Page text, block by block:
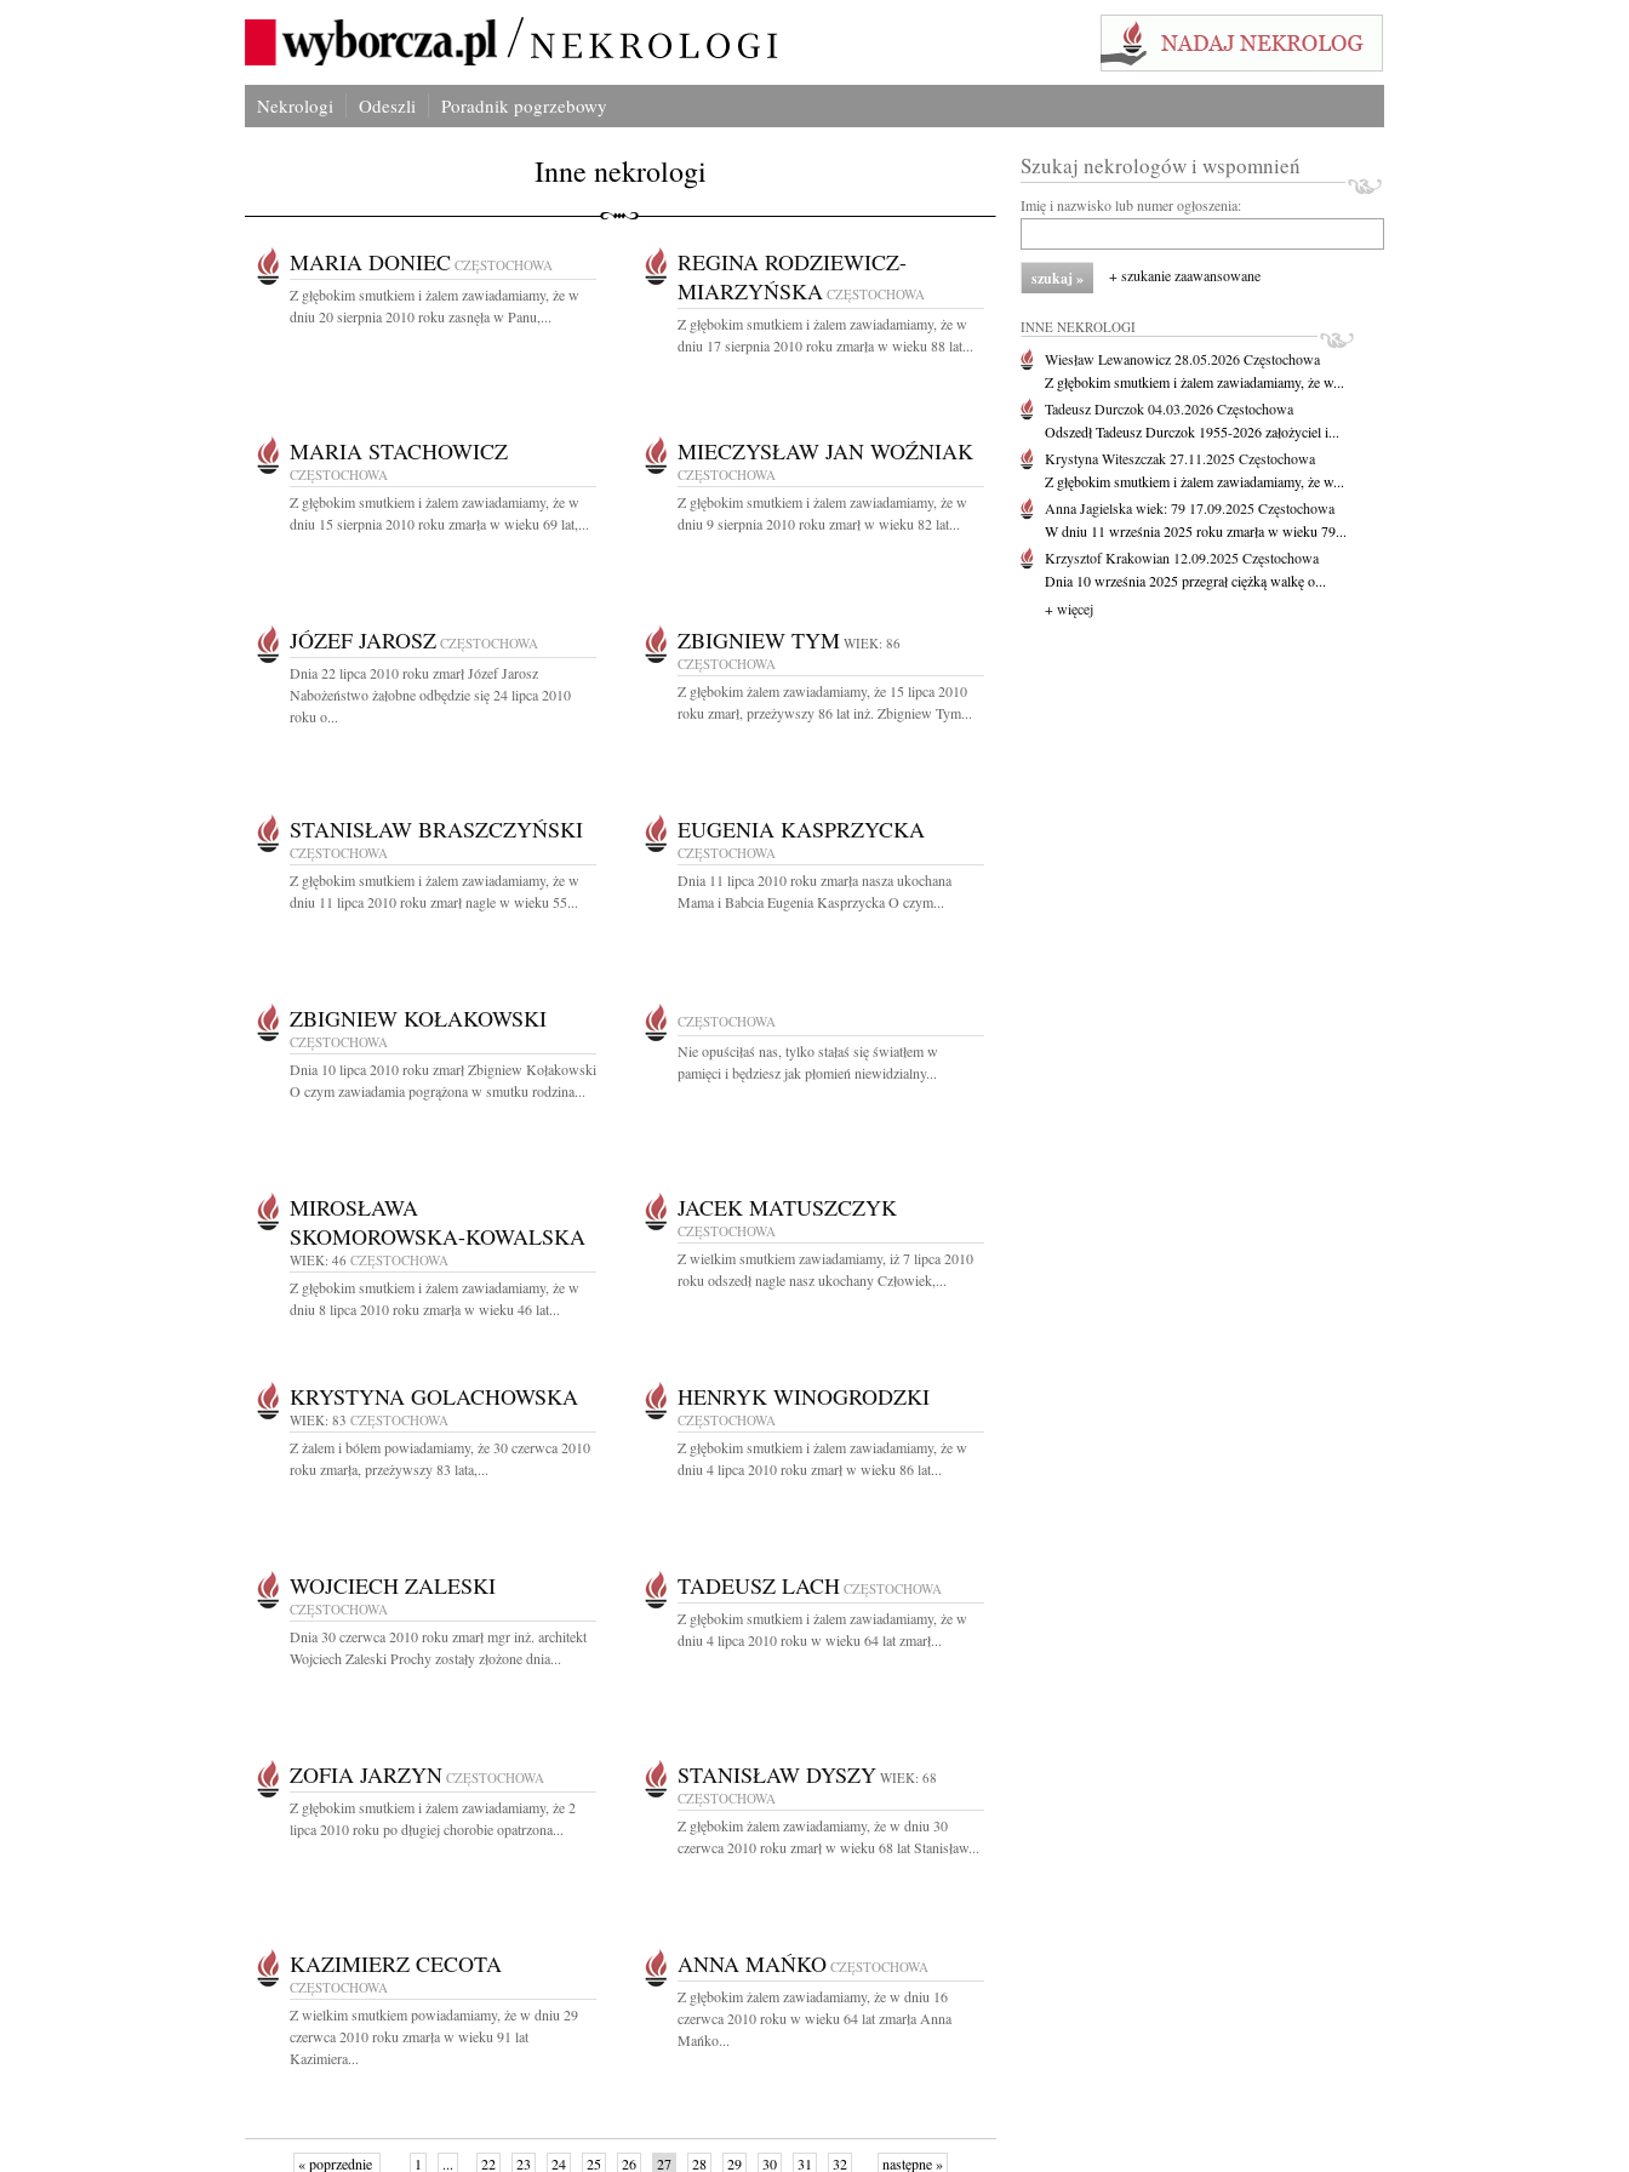
Nekrologi Odeszli Poradnik pogrzebowy
Inne nekrologi
MARIA DONIEC CZĘSTOCHOWA
Z głębokim smutkiem i żalem zawiadamiamy, że w
dniu 20 sierpnia 2010 roku zasnęła w Panu,...
REGINA RODZIEWICZ-
MIARZYŃSKA CZĘSTOCHOWA
Z głębokim smutkiem i żalem zawiadamiamy, że w
dniu 17 sierpnia 2010 roku zmarła w wieku 88 lat...
MARIA STACHOWICZ
CZĘSTOCHOWA
Z głębokim smutkiem i żalem zawiadamiamy, że w
dniu 15 sierpnia 2010 roku zmarła w wieku 69 lat,...
MIECZYSŁAW JAN WOŹNIAK
CZĘSTOCHOWA
Z głębokim smutkiem i żalem zawiadamiamy, że w
dniu 9 sierpnia 2010 roku zmarł w wieku 82 lat...
JÓZEF JAROSZ CZĘSTOCHOWA
Dnia 22 lipca 2010 roku zmarł Józef Jarosz
Nabożeństwo żałobne odbędzie się 24 lipca 2010
roku o...
ZBIGNIEW TYM WIEK: 86
CZĘSTOCHOWA
Z głębokim żalem zawiadamiamy, że 15 lipca 2010
roku zmarł, przeżywszy 86 lat inż. Zbigniew Tym...
STANISŁAW BRASZCZYŃSKI
CZĘSTOCHOWA
Z głębokim smutkiem i żalem zawiadamiamy, że w
dniu 11 lipca 2010 roku zmarł nagle w wieku 55...
EUGENIA KASPRZYCKA
CZĘSTOCHOWA
Dnia 11 lipca 2010 roku zmarła nasza ukochana
Mama i Babcia Eugenia Kasprzycka O czym...
ZBIGNIEW KOŁAKOWSKI
CZĘSTOCHOWA
Dnia 10 lipca 2010 roku zmarł Zbigniew Kołakowski
O czym zawiadamia pogrążona w smutku rodzina...
CZĘSTOCHOWA
Nie opuściłaś nas, tylko stałaś się światłem w
pamięci i będziesz jak płomień niewidzialny...
MIROSŁAWA
SKOMOROWSKA-KOWALSKA
WIEK: 46 CZĘSTOCHOWA
Z głębokim smutkiem i żalem zawiadamiamy, że w
dniu 8 lipca 2010 roku zmarła w wieku 46 lat...
JACEK MATUSZCZYK
CZĘSTOCHOWA
Z wielkim smutkiem zawiadamiamy, iż 7 lipca 2010
roku odszedł nagle nasz ukochany Człowiek,...
KRYSTYNA GOLACHOWSKA
WIEK: 83 CZĘSTOCHOWA
Z żalem i bólem powiadamiamy, że 30 czerwca 2010
roku zmarła, przeżywszy 83 lata,...
HENRYK WINOGRODZKI
CZĘSTOCHOWA
Z głębokim smutkiem i żalem zawiadamiamy, że w
dniu 4 lipca 2010 roku zmarł w wieku 86 lat...
WOJCIECH ZALESKI
CZĘSTOCHOWA
Dnia 30 czerwca 2010 roku zmarł mgr inż. architekt
Wojciech Zaleski Prochy zostały złożone dnia...
TADEUSZ LACH CZĘSTOCHOWA
Z głębokim smutkiem i żalem zawiadamiamy, że w
dniu 4 lipca 2010 roku w wieku 64 lat zmarł...
ZOFIA JARZYN CZĘSTOCHOWA
Z głębokim smutkiem i żalem zawiadamiamy, że 2
lipca 2010 roku po długiej chorobie opatrzona...
STANISŁAW DYSZY WIEK: 68
CZĘSTOCHOWA
Z głębokim żalem zawiadamiamy, że w dniu 30
czerwca 2010 roku zmarł w wieku 68 lat Stanisław...
KAZIMIERZ CECOTA
CZĘSTOCHOWA
Z wielkim smutkiem powiadamiamy, że w dniu 29
czerwca 2010 roku zmarła w wieku 91 lat
Kazimiera...
ANNA MAŃKO CZĘSTOCHOWA
Z głębokim żalem zawiadamiamy, że w dniu 16
czerwca 2010 roku w wieku 64 lat zmarła Anna
Mańko...
« poprzednie 1 ... 22 23 24 25 26 27 28 29 30 31 32 następne »
Szukaj nekrologów i wspomnień
Imię i nazwisko lub numer ogłoszenia:
+ szukanie zaawansowane
INNE NEKROLOGI
Wiesław Lewanowicz28.05.2026Częstochowa
Z głębokim smutkiem i żalem zawiadamiamy, że w...
Tadeusz Durczok04.03.2026Częstochowa
Odszedł Tadeusz Durczok 1955-2026 założyciel i...
Krystyna Witeszczak27.11.2025Częstochowa
Z głębokim smutkiem i żalem zawiadamiamy, że w...
Anna Jagielskawiek: 79 17.09.2025Częstochowa
W dniu 11 września 2025 roku zmarła w wieku 79...
Krzysztof Krakowian 12.09.2025Częstochowa
Dnia 10 września 2025 przegrał ciężką walkę o...
+ więcej